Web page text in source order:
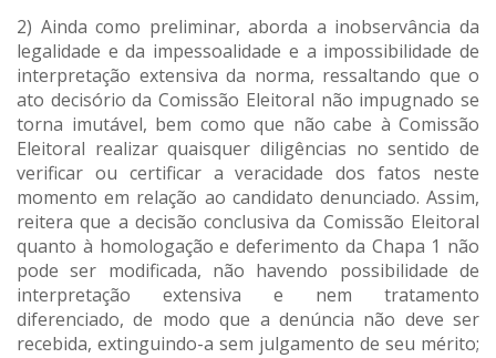
2) Ainda como preliminar, aborda a inobservância da
legalidade e da impessoalidade e a impossibilidade de
interpretação extensiva da norma, ressaltando que o
ato decisório da Comissão Eleitoral não impugnado se
torna imutável, bem como que não cabe à Comissão
Eleitoral realizar quaisquer diligências no sentido de
verificar ou certificar a veracidade dos fatos neste
momento em relação ao candidato denunciado. Assim,
reitera que a decisão conclusiva da Comissão Eleitoral
quanto à homologação e deferimento da Chapa 1 não
pode ser modificada, não havendo possibilidade de
interpretação extensiva e nem tratamento
diferenciado, de modo que a denúncia não deve ser
recebida, extinguindo-a sem julgamento de seu mérito;